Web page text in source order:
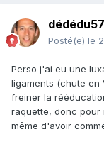
dédédu57
Posté(e) le
Perso j'ai eu une
ligaments (chute en
freiner la
raquette, donc pour
même d'avoir